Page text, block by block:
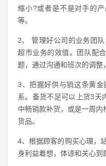
缩小?或者是不是对手的
等。
2、 管理好公司的业务团
超市业务的效值。团队配
题，通过沟通和班次的调整
3、把握好供与销这条黄
系。备货不足可以上货3天
中畅销款补货，或是一周
货品。
4、根据顾客的购买心理，
身利益着想，体谅和关心到